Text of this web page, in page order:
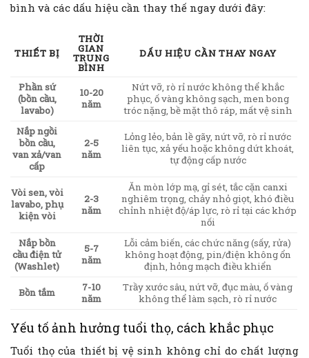
bình và các dấu hiệu cần thay thế ngay dưới đây:
THIẾT BỊ
THỜI
GIAN
TRUNG
BÌNH
DẤU HIỆU CẦN THAY NGAY
Phần sứ
(bồn cầu,
lavabo)
10-20
năm
Nứt vỡ, rò rỉ nước không thể khắc
phục, ố vàng không sạch, men bong
tróc nặng, bề mặt thô ráp, mất vệ sinh
Nắp ngồi
bồn cầu,
van xả/van
cấp
2-5
năm
Lỏng lẻo, bản lề gãy, nứt vỡ, rò rỉ nước
liên tục, xả yếu hoặc không dứt khoát,
tự động cấp nước
Vòi sen, vòi
lavabo, phụ
kiện vòi
2-3
năm
Ăn mòn lớp mạ, gỉ sét, tắc cặn canxi
nghiêm trọng, chảy nhỏ giọt, khó điều
chỉnh nhiệt độ/áp lực, rò rỉ tại các khớp
nối
Nắp bồn
cầu điện tử
(Washlet)
5-7
năm
Lỗi cảm biến, các chức năng (sấy, rửa)
không hoạt động, pin/điện không ổn
định, hỏng mạch điều khiển
Bồn tắm
7-10
năm
Trầy xước sâu, nứt vỡ, đục màu, ố vàng
không thể làm sạch, rò rỉ nước
Yếu tố ảnh hưởng tuổi thọ, cách khắc phục
Tuổi thọ của thiết bị vệ sinh không chỉ do chất lượng